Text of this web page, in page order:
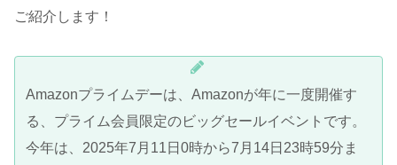
ご紹介します！
Amazonプライムデーは、Amazonが年に一度開催す
る、プライム会員限定のビッグセールイベントです。
今年は、2025年7月11日0時から7月14日23時59分ま